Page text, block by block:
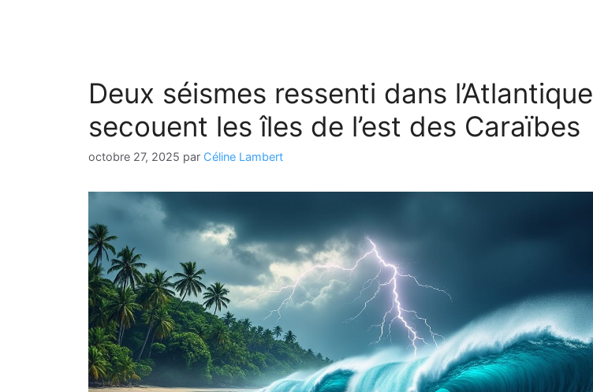
Deux séismes ressenti dans l’Atlantique
secouent les îles de l’est des Caraïbes
octobre 27, 2025 par Céline Lambert